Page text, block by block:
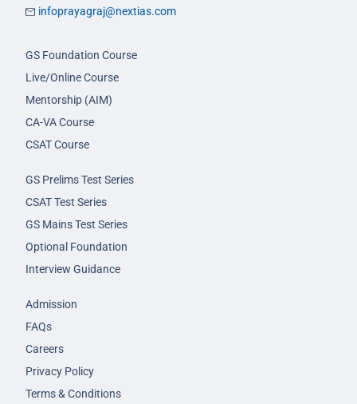
infoprayagraj@nextias.com
GS Foundation Course
Live/Online Course
Mentorship (AIM)
CA-VA Course
CSAT Course
GS Prelims Test Series
CSAT Test Series
GS Mains Test Series
Optional Foundation
Interview Guidance
Admission
FAQs
Careers
Privacy Policy
Terms & Conditions